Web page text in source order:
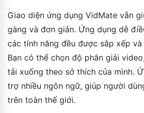
Giao diện ứng dụng VidMate vẫn
gàng và đơn giản. Ứng dụng dễ
các tính năng đều được sắp xếp và
Bạn có thể chọn độ phân giải
tải xuống theo sở thích của mình.
trợ nhiều ngôn ngữ, giúp người
trên toàn thế giới.